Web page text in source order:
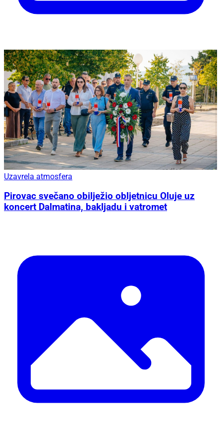
Uzavrela atmosfera
Pirovac svečano obilježio obljetnicu Oluje uz
koncert Dalmatina, bakljadu i vatromet